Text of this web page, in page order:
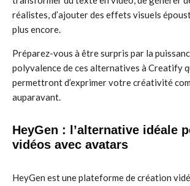
réalistes, d’ajouter des effets visuels
plus encore.
Préparez-vous à être surpris par la
polyvalence de ces alternatives à Creatify
permettront d’exprimer votre créativité
auparavant.
HeyGen : l’alternative idéale
vidéos avec avatars
HeyGen est une plateforme de création